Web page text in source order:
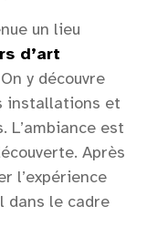
un lieu
d’art
y découvre
installations et
L’ambiance est
Après
l’expérience
dans le cadre